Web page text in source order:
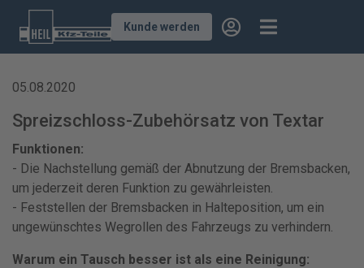
Kunde werden
05.08.2020
Spreizschloss-Zubehörsatz von Textar
Funktionen:
- Die Nachstellung gemäß der Abnutzung der Bremsbacken,
um jederzeit deren Funktion zu gewährleisten.
- Feststellen der Bremsbacken in Halteposition, um ein
ungewünschtes Wegrollen des Fahrzeugs zu verhindern.
Warum ein Tausch besser ist als eine Reinigung: